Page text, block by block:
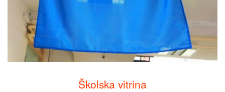
Školska vitrina